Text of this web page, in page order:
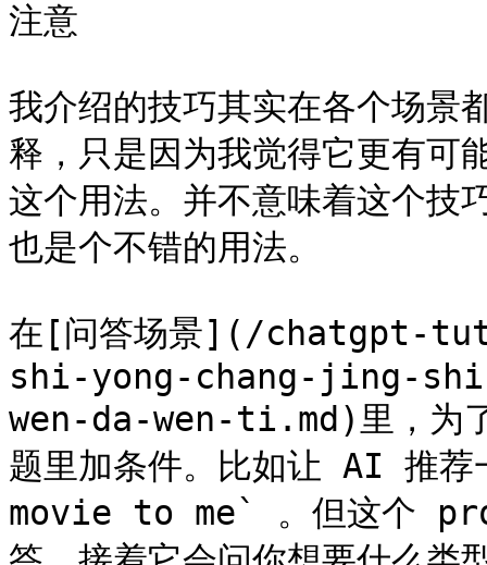
注意
我介绍的技巧其实在各个场景
释，只是因为我觉得它更有可
这个用法。并不意味着这个技
也是个不错的用法。
在[问答场景](/
shi-yong-chang-jing-
wen-da-wen-ti.md)里，为
题里加条件。比如让 AI 推
movie to me` 。但这个